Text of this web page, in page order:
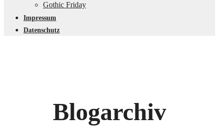
Gothic Friday
Impressum
Datenschutz
Blogarchiv